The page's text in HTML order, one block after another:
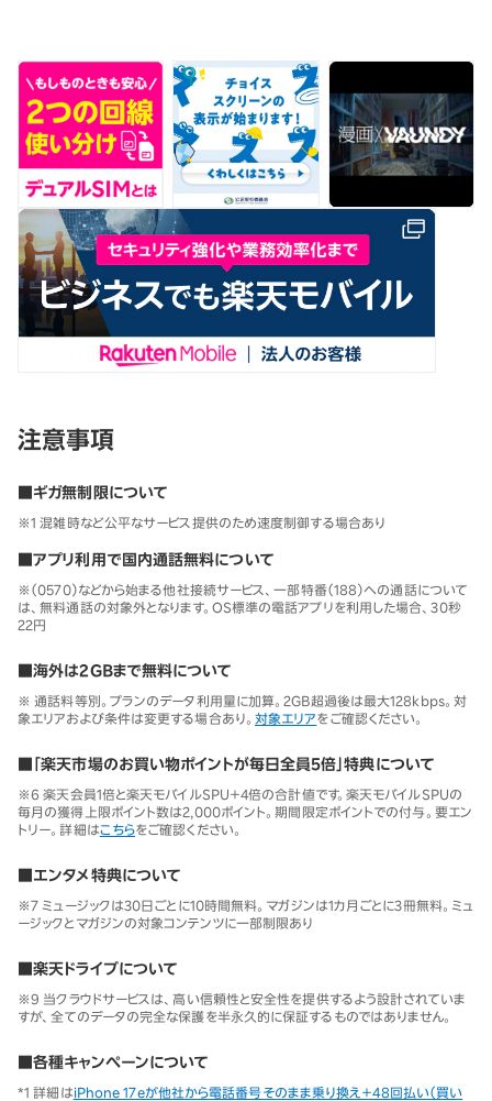
注意事項
■ギガ無制限について
※1 混雑時など公平なサービス提供のため速度制御する場合あり
■アプリ利用で国内通話無料について
※（0570）などから始まる他社接続サービス、一部特番（188）への通話について
は、無料通話の対象外となります。OS標準の電話アプリを利用した場合、30秒
22円
■海外は2GBまで無料について
※ 通話料等別。プランのデータ利用量に加算。2GB超過後は最大128kbps。対
象エリアおよび条件は変更する場合あり。 対象エリアをご確認ください。
■「楽天市場のお買い物ポイントが毎日全員5倍」特典について
※6 楽天会員1倍と楽天モバイルSPU＋4倍の合計値です。楽天モバイルSPUの
毎月の獲得上限ポイント数は2,000ポイント。期間限定ポイントでの付与。要エン
トリー。詳細はこちらをご確認ください。
■エンタメ特典について
※7 ミュージックは30日ごとに10時間無料。マガジンは1カ月ごとに3冊無料。ミュ
ージックとマガジンの対象コンテンツに一部制限あり
■楽天ドライブについて
※9 当クラウドサービスは、高い信頼性と安全性を提供するよう設計されていま
すが、全てのデータの完全な保護を半永久的に保証するものではありません。
■各種キャンペーンについて
*1 詳細はiPhone 17eが他社から電話番号そのまま乗り換え＋48回払い（買い